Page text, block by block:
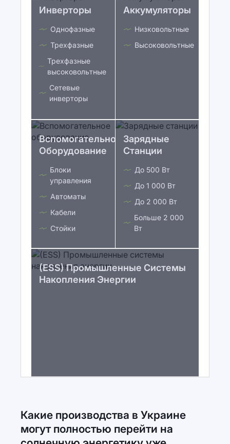
Инверторы
Однофазные
Трехфазные
Трехфазные
высоковольтные
Сетевые
инверторы
Аккумуляторы
Низковольтные
Высоковольтные
Вспомогательное
Оборудование
Блоки
управления
Автоматы
Кабели
Стойки
Зарядные
Станции
До 500 Вт
До 1 000 Вт
До 2 000 Вт
Больше 2 000
Вт
(ESS) Промышленные Системы
Накопления Энергии
Какие производства в Украине
могут полностью перейти на